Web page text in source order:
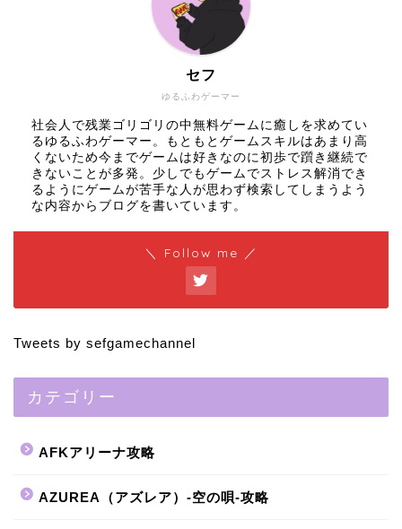
ゆるふわゲーマー
セフ
社会人で残業ゴリゴリの中無料ゲームに癒しを求めてい
るゆるふわゲーマー。もともとゲームスキルはあまり高
くないため今までゲームは好きなのに初歩で躓き継続で
きないことが多発。少しでもゲームでストレス解消でき
るようにゲームが苦手な人が思わず検索してしまうよう
な内容からブログを書いています。
＼ Follow me ／
Tweets by sefgamechannel
カテゴリー
AFKアリーナ攻略
AZUREA（アズレア）-空の唄-攻略